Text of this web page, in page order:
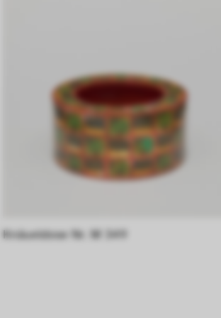
Verhalten anonym gesammelt und
ausgewertet werden.
Knäueldose Nr. M 349